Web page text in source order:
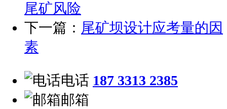
尾矿风险
下一篇： 尾矿坝设计应考量的因
素
电话 187 3313 2385
邮箱